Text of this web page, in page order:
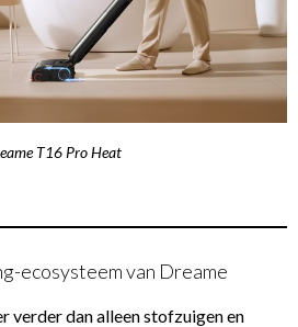
T16 Pro Heat
ecosysteem van Dreame
verder dan alleen stofzuigen en